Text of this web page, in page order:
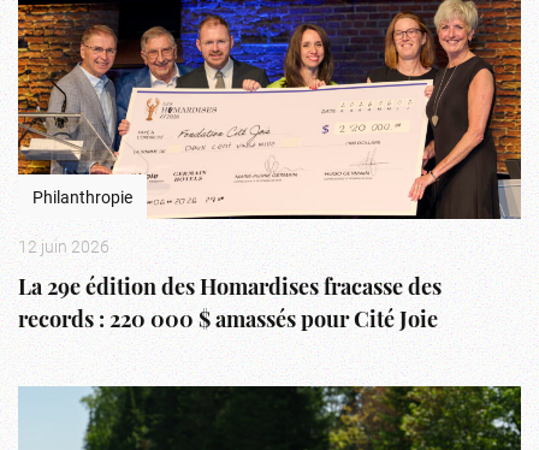
Philanthropie
12 juin 2026
La 29e édition des Homardises fracasse des
records : 220 000 $ amassés pour Cité Joie